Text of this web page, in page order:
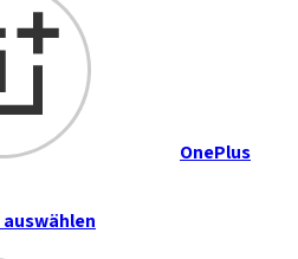
OnePlus
auswählen